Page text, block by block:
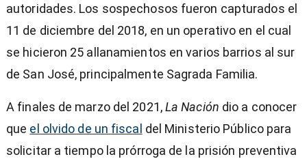
autoridades. Los sospechosos fueron capturados el
11 de diciembre del 2018, en un operativo en el cual
se hicieron 25 allanamientos en varios barrios al sur
de San José, principalmente Sagrada Familia.
A finales de marzo del 2021,La Nación dio a conocer
que el olvido de un fiscal del Ministerio Público para
solicitar a tiempo la prórroga de la prisión preventiva